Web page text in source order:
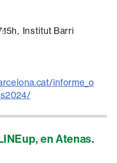
Institut Barri
informe_o
en Atenas.